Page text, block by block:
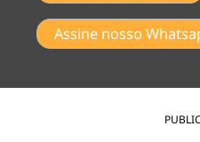
Assine nosso